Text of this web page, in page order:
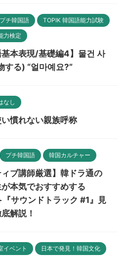
プチ韓国語 TOPIK 韓国語能力試験
力検定
基本表現/基礎編4】물건 사
する) “얼마예요?”
なし
慣れない親族呼称
プチ韓国語 韓国カルチャー
ィブ講師厳選】韓ドラ通の
本気でおすすめする
サウンドトラック #1』見
解説！
イベント 日本で発見！韓国文化